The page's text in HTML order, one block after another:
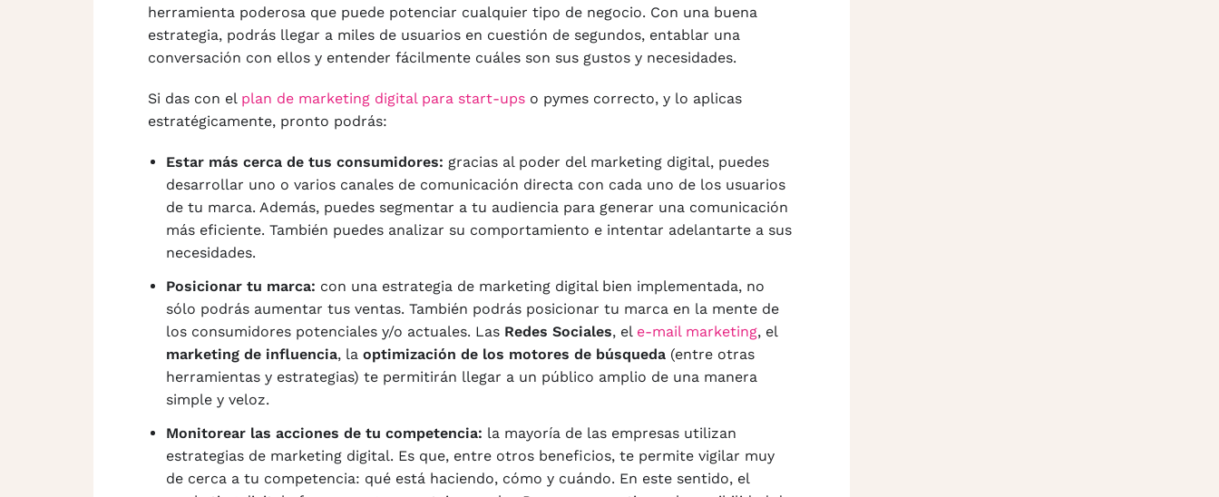
herramienta poderosa que puede potenciar cualquier tipo de negocio. Con una buena
estrategia, podrás llegar a miles de usuarios en cuestión de segundos, entablar una
conversación con ellos y entender fácilmente cuáles son sus gustos y necesidades.
Si das con el plan de marketing digital para start-upso pymes correcto, y lo aplicas
estratégicamente, pronto podrás:
Estar más cerca de tus consumidores: gracias al poder del marketing digital, puedes
desarrollar uno o varios canales de comunicación directa con cada uno de los usuarios
de tu marca. Además, puedes segmentar a tu audiencia para generar una comunicación
más eficiente. También puedes analizar su comportamiento e intentar adelantarte a sus
necesidades.
Posicionar tu marca: con una estrategia de marketing digital bien implementada, no
sólo podrás aumentar tus ventas. También podrás posicionar tu marca en la mente de
los consumidores potenciales y/o actuales. Las Redes Sociales, el e-mail marketing, el
marketing de influencia, la optimización de los motores de búsqueda(entre otras
herramientas y estrategias) te permitirán llegar a un público amplio de una manera
simple y veloz.
Monitorear las acciones de tu competencia: la mayoría de las empresas utilizan
estrategias de marketing digital. Es que, entre otros beneficios, te permite vigilar muy
de cerca a tu competencia: qué está haciendo, cómo y cuándo. En este sentido, el